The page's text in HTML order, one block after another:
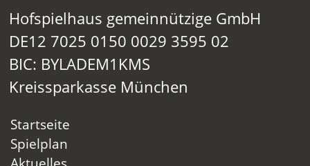
Hofspielhaus gemeinnützige GmbH
DE12 7025 0150 0029 3595 02
BIC: BYLADEM1KMS
Kreissparkasse München
Startseite
Spielplan